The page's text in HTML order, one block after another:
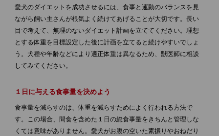
愛犬のダイエットを成功させるには、食事と運動のバランスを見
ながら飼い主さんが根気よく続けてあげることが大切です。長い
目で考えて、無理のないダイエット計画を立ててください。理想
とする体重を目標設定した後に計画を立てると続けやすいでしょ
う。犬種や年齢などにより適正体重は異なるため、獣医師に相談
してみてください。
１日に与える食事量を決めよう
食事量を減らすのは、体重を減らすためによく行われる方法で
す。この場合、間食を含めた１日の総食事量をきちんと管理しな
くては意味がありません。愛犬がお腹の空いた素振りやおねだり